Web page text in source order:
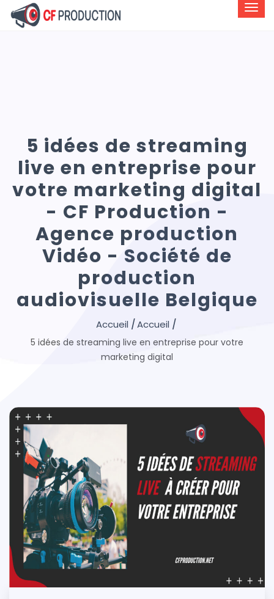
5 idées de streaming
live en entreprise pour
votre marketing digital
- CF Production -
Agence production
Vidéo - Société de
production
audiovisuelle Belgique
5 idées de streaming live en entreprise pour votre
marketing digital